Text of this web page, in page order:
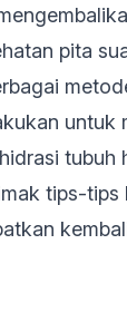
pita
untuk
tubuh
tips-